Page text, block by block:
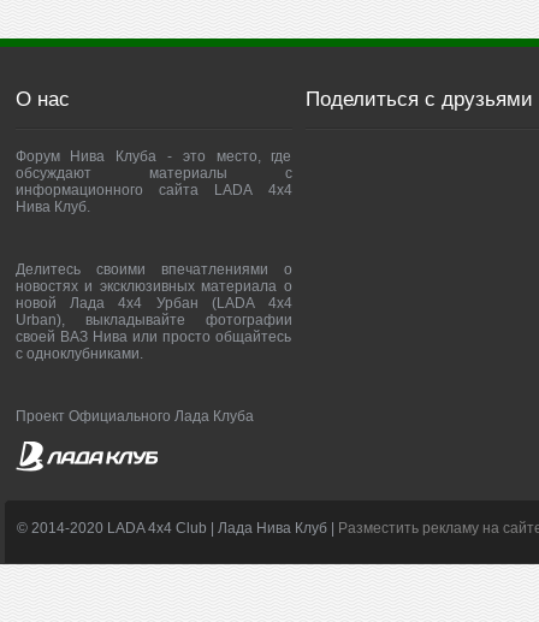
О нас
Форум Нива Клуба - это место, где
обсуждают материалы с
информационного сайта LADA 4x4
Нива Клуб.
Делитесь своими впечатлениями о
новостях и эксклюзивных материала о
новой Лада 4х4 Урбан (LADA 4x4
Urban), выкладывайте фотографии
своей ВАЗ Нива или просто общайтесь
с одноклубниками.
Проект Официального Лада Клуба
Поделиться с друзьями
© 2014-2020 LADA 4x4 Club | Лада Нива Клуб | Разместить рекламу на